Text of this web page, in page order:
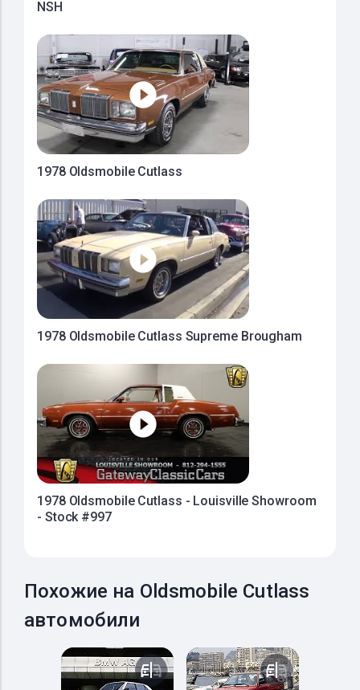
NSH
1978 Oldsmobile Cutlass
1978 Oldsmobile Cutlass Supreme Brougham
1978 Oldsmobile Cutlass - Louisville Showroom
- Stock #997
Похожие на Oldsmobile Cutlass
автомобили